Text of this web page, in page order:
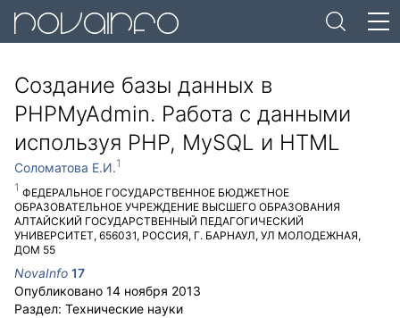
Создание базы данных в
PHPMyAdmin. Работа с данными
используя PHP, MySQL и HTML
Соломатова Е.И.
ФЕДЕРАЛЬНОЕ ГОСУДАРСТВЕННОЕ БЮДЖЕТНОЕ
ОБРАЗОВАТЕЛЬНОЕ УЧРЕЖДЕНИЕ ВЫСШЕГО ОБРАЗОВАНИЯ
АЛТАЙСКИЙ ГОСУДАРСТВЕННЫЙ ПЕДАГОГИЧЕСКИЙ
УНИВЕРСИТЕТ, 656031, РОССИЯ, Г. БАРНАУЛ, УЛ МОЛОДЕЖНАЯ,
ДОМ 55
NovaInfo 17
Опубликовано 14 ноября 2013
Раздел: Технические науки